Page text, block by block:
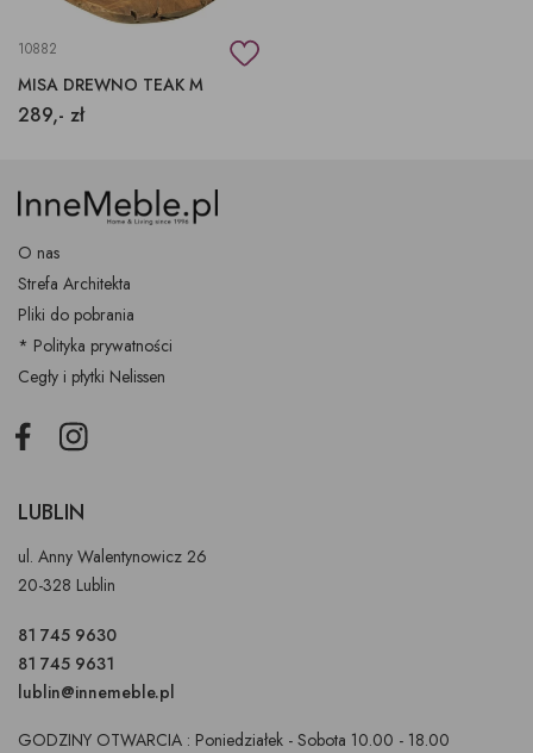
10882
MISA DREWNO TEAK M
289,- zł
O nas
Strefa Architekta
Pliki do pobrania
* Polityka prywatności
Cegły i płytki Nelissen
FacebookInstagram
LUBLIN
ul. Anny Walentynowicz 26
20-328 Lublin
81 745 9630
81 745 9631
lublin@innemeble.pl
GODZINY OTWARCIA : Poniedziałek - Sobota 10.00 - 18.00